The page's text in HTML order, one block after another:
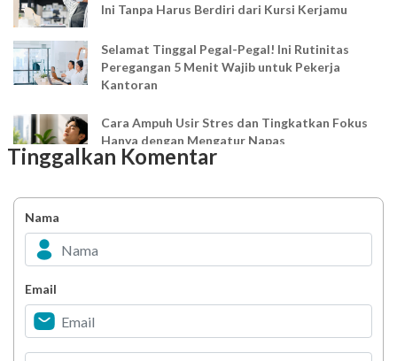
Ini Tanpa Harus Berdiri dari Kursi Kerjamu
Selamat Tinggal Pegal-Pegal! Ini Rutinitas
Peregangan 5 Menit Wajib untuk Pekerja
Kantoran
Cara Ampuh Usir Stres dan Tingkatkan Fokus
Hanya dengan Mengatur Napas
Bahagia dalam Tubuh
Minuman Manis, Teman atau Ancaman?
Berani Selesaikan Challenge 6.000 Langkah?
Tinggalkan Komentar
Nama
Email